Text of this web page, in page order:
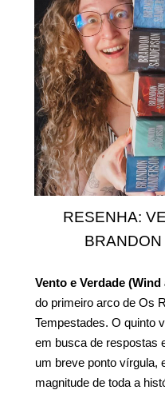
RESENHA:
Vento e Verdade
do primeiro arco de Os
Tempestades. O quinto
em busca de respostas
um breve ponto vírgula,
magnitude de toda a